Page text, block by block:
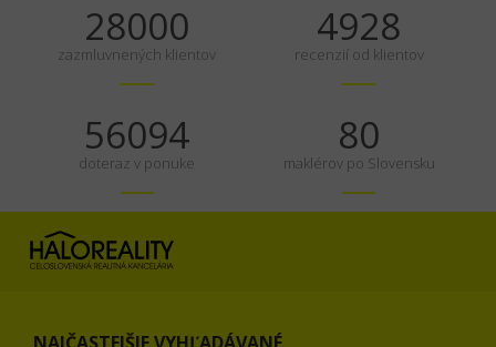
35000
zazmluvnených klientov
6160
recenzií od klientov
70117
doteraz v ponuke
100
maklérov po Slovensku